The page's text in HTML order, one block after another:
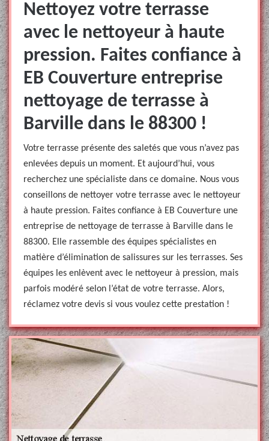
Nettoyez votre terrasse
avec le nettoyeur à haute
pression. Faites confiance à
EB Couverture entreprise
nettoyage de terrasse à
Barville dans le 88300 !
Votre terrasse présente des saletés que vous n’avez pas
enlevées depuis un moment. Et aujourd’hui, vous
recherchez une spécialiste dans ce domaine. Nous vous
conseillons de nettoyer votre terrasse avec le nettoyeur
à haute pression. Faites confiance à EB Couverture une
entreprise de nettoyage de terrasse à Barville dans le
88300. Elle rassemble des équipes spécialistes en
matière d’élimination de salissures sur les terrasses. Ses
équipes les enlèvent avec le nettoyeur à pression, mais
parfois modéré selon l’état de votre terrasse. Alors,
réclamez votre devis si vous voulez cette prestation !